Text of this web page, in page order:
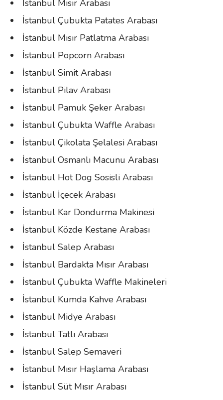
İstanbul Mısır Arabası
İstanbul Çubukta Patates Arabası
İstanbul Mısır Patlatma Arabası
İstanbul Popcorn Arabası
İstanbul Simit Arabası
İstanbul Pilav Arabası
İstanbul Pamuk Şeker Arabası
İstanbul Çubukta Waffle Arabası
İstanbul Çikolata Şelalesi Arabası
İstanbul Osmanlı Macunu Arabası
İstanbul Hot Dog Sosisli Arabası
İstanbul İçecek Arabası
İstanbul Kar Dondurma Makinesi
İstanbul Közde Kestane Arabası
İstanbul Salep Arabası
İstanbul Bardakta Mısır Arabası
İstanbul Çubukta Waffle Makineleri
İstanbul Kumda Kahve Arabası
İstanbul Midye Arabası
İstanbul Tatlı Arabası
İstanbul Salep Semaveri
İstanbul Mısır Haşlama Arabası
İstanbul Süt Mısır Arabası